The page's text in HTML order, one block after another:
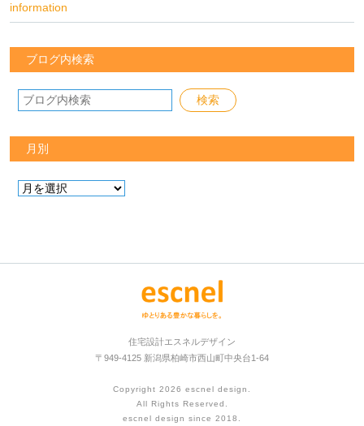
information
ブログ内検索
月別
住宅設計エスネルデザイン
〒949-4125 新潟県柏崎市西山町中央台1-64
Copyright 2026 escnel design
All Rights Reserved.
escnel design since 2018.